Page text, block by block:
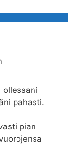
ollessani
pahasti.
pian